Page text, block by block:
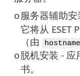
o服务器辅助
它将从 ESET
（由
hostname
o脱机安装 - 应
书。